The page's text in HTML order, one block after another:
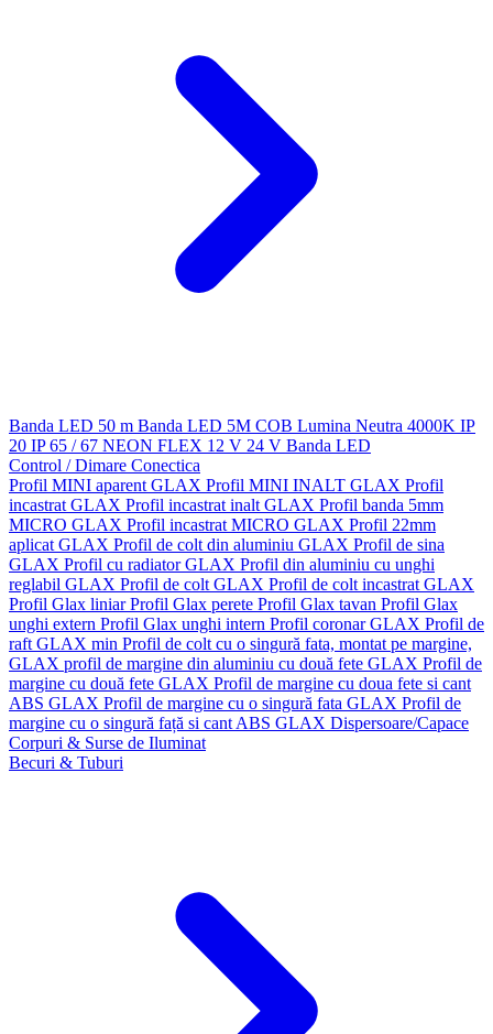
Banda LED 50 m Banda LED 5M COB Lumina Neutra 4000K IP
20 IP 65 / 67 NEON FLEX 12 V 24 V Banda LED
Control / Dimare Conectica
Profil MINI aparent GLAX Profil MINI INALT GLAX Profil
incastrat GLAX Profil incastrat inalt GLAX Profil banda 5mm
MICRO GLAX Profil incastrat MICRO GLAX Profil 22mm
aplicat GLAX Profil de colt din aluminiu GLAX Profil de sina
GLAX Profil cu radiator GLAX Profil din aluminiu cu unghi
reglabil GLAX Profil de colt GLAX Profil de colt incastrat GLAX
Profil Glax liniarProfil Glax perete Profil Glax tavan Profil Glax
unghi extern Profil Glax unghi intern Profil coronar GLAX Profil de
raft GLAX min Profil de colt cu o singură fata, montat pe margine,
GLAX profil de margine din aluminiu cu două fete GLAX Profil de
margine cu două fete GLAX Profil de margine cu doua fete si cant
ABS GLAX Profil de margine cu o singură fata GLAX Profil de
margine cu o singură față si cant ABS GLAX Dispersoare/Capace
Corpuri & Surse de Iluminat
Becuri & Tuburi